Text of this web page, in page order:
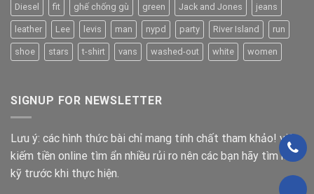
Diesel fit ghế chống gù green Jack and Jones jeans
leather Lee levis man nypd party River Island run
shoe stars t-shirt vans washed-out white women
SIGNUP FOR NEWSLETTER
Lưu ý: các hình thức bài chỉ mang tính chất tham khảo! việc
kiếm tiền online tìm ẩn nhiều rủi ro nên các bạn hãy tìm hiểu
kỹ trước khi thực hiện.